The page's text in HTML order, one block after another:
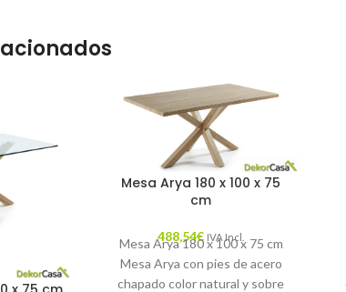
Mesa Arya 180 x 100 x 75
cm
488,54€ IVA Incl.
Mesa Arya 180 x 100 x 75 cm
Mesa Arya con pies de acero
chapado color natural y sobre